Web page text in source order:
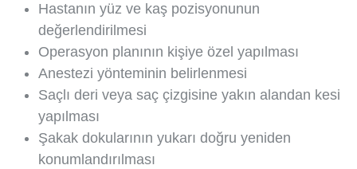
Hastanın yüz ve kaş pozisyonunun
değerlendirilmesi
Operasyon planının kişiye özel yapılması
Anestezi yönteminin belirlenmesi
Saçlı deri veya saç çizgisine yakın alandan kesi
yapılması
Şakak dokularının yukarı doğru yeniden
konumlandırılması